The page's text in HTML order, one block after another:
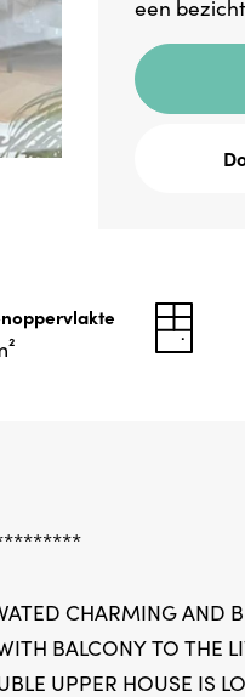
een
CHARMING AND
BALCONY TO THE
UPPER HOUSE IS